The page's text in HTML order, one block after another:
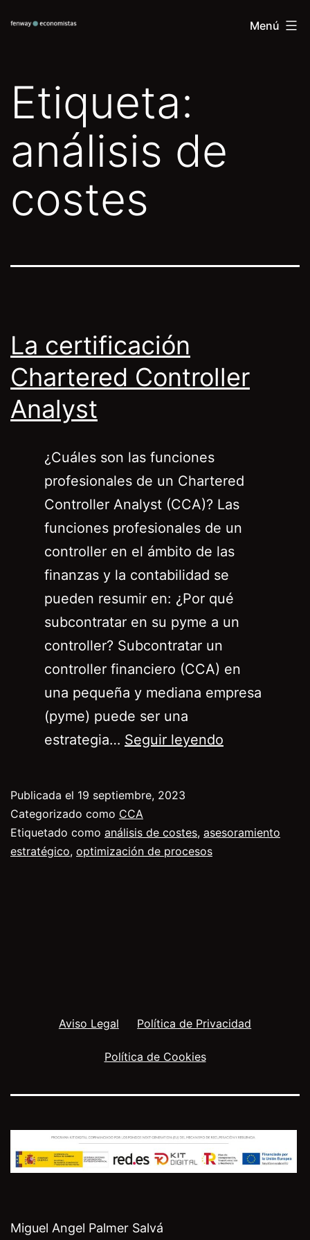
Fenway
Menú
Etiqueta:
análisis de
costes
La certificación
Chartered Controller
Analyst
¿Cuáles son las funciones
profesionales de un Chartered
Controller Analyst (CCA)? Las
funciones profesionales de un
controller en el ámbito de las
finanzas y la contabilidad se
pueden resumir en: ¿Por qué
subcontratar en su pyme a un
controller? Subcontratar un
controller financiero (CCA) en
una pequeña y mediana empresa
(pyme) puede ser una
estrategia… Seguir leyendo
Analyst
Publicada el 19 septiembre, 2023
Categorizado como CCA
Etiquetado como análisis de costes, asesoramiento
estratégico, optimización de procesos
Aviso Legal Política de Privacidad
Política de Cookies
Miguel Angel Palmer Salvá